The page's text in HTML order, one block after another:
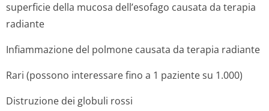
superficie della mucosa dell’esofago causata da terapia
radiante
Infiammazione del polmone causata da terapia radiante
Rari (possono interessare fino a 1 paziente su 1.000)
Distruzione dei globuli rossi